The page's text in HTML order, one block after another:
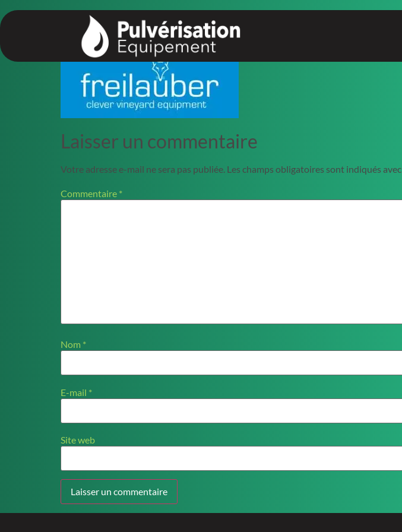
principal
Laisser un commentaire
Votre adresse e-mail ne sera pas publiée. Les champs obligatoires sont indiqués avec
Commentaire *
Nom *
E-mail *
Site web